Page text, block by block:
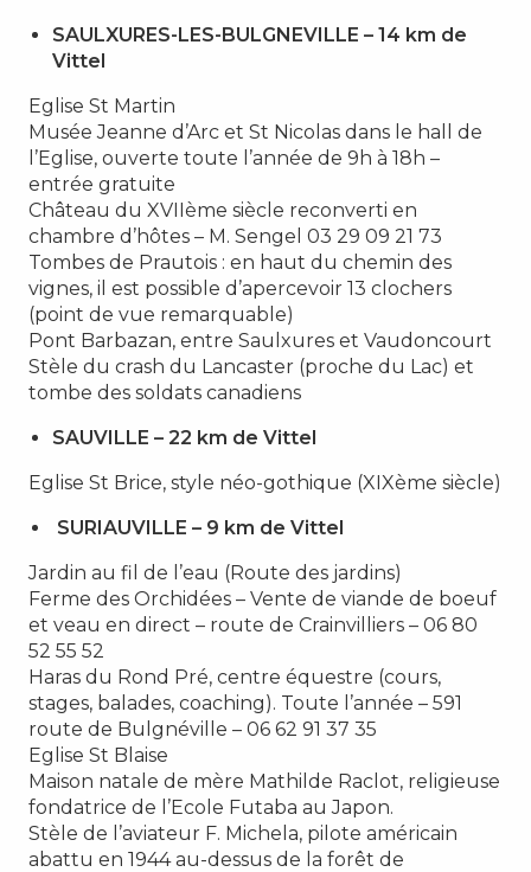
SAULXURES-LES-BULGNEVILLE – 14 km de
Vittel
Eglise St Martin
Musée Jeanne d’Arc et St Nicolas dans le hall de
l’Eglise, ouverte toute l’année de 9h à 18h –
entrée gratuite
Château du XVIIème siècle reconverti en
chambre d’hôtes – M. Sengel 03 29 09 21 73
Tombes de Prautois : en haut du chemin des
vignes, il est possible d’apercevoir 13 clochers
(point de vue remarquable)
Pont Barbazan, entre Saulxures et Vaudoncourt
Stèle du crash du Lancaster (proche du Lac) et
tombe des soldats canadiens
SAUVILLE – 22 km de Vittel
Eglise St Brice, style néo-gothique (XIXème siècle)
SURIAUVILLE – 9 km de Vittel
Jardin au fil de l’eau (Route des jardins)
Ferme des Orchidées – Vente de viande de boeuf
et veau en direct – route de Crainvilliers – 06 80
52 55 52
Haras du Rond Pré, centre équestre (cours,
stages, balades, coaching). Toute l’année – 591
route de Bulgnéville – 06 62 91 37 35
Eglise St Blaise
Maison natale de mère Mathilde Raclot, religieuse
fondatrice de l’Ecole Futaba au Japon.
Stèle de l’aviateur F. Michela, pilote américain
abattu en 1944 au-dessus de la forêt de